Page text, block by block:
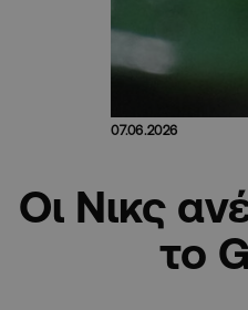
07.06.2026
Οι Νικς
το